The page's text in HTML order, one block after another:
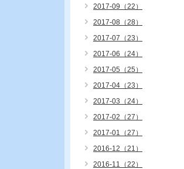
2017-09（22）
2017-08（28）
2017-07（23）
2017-06（24）
2017-05（25）
2017-04（23）
2017-03（24）
2017-02（27）
2017-01（27）
2016-12（21）
2016-11（22）